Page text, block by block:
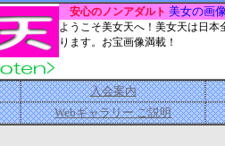
安心のノンアダルト 美女の画
ようこそ美女天へ！美女天は日
ります。お宝画像満載！
入会案内
Webギャラリー ご説明